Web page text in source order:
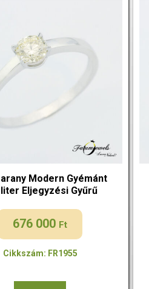
Modern Gyémánt
Eljegyzési Gyűrű
676 000 Ft
Cikkszám: FR1955